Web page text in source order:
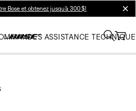
Bose et obtenez jusqu’à 300 $!
ASSISTANCE TECHNIQUE